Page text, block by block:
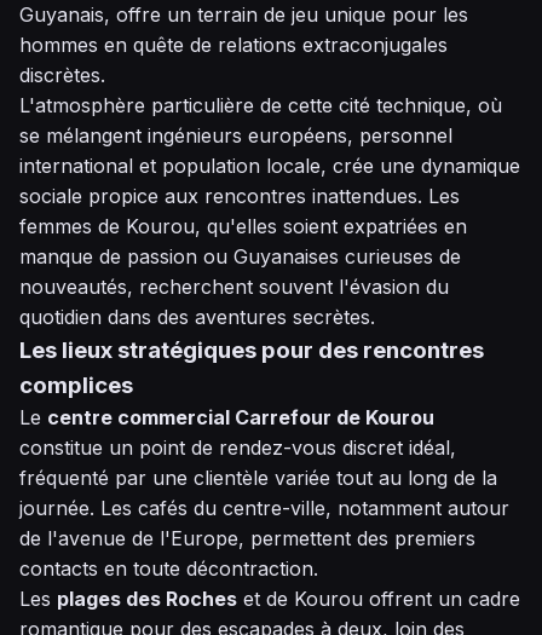
Guyanais, offre un terrain de jeu unique pour les
hommes en quête de relations extraconjugales
discrètes.
L'atmosphère particulière de cette cité technique, où
se mélangent ingénieurs européens, personnel
international et population locale, crée une dynamique
sociale propice aux rencontres inattendues. Les
femmes de Kourou, qu'elles soient expatriées en
manque de passion ou Guyanaises curieuses de
nouveautés, recherchent souvent l'évasion du
quotidien dans des aventures secrètes.
Les lieux stratégiques pour des rencontres
complices
Le centre commercial Carrefour de Kourou
constitue un point de rendez-vous discret idéal,
fréquenté par une clientèle variée tout au long de la
journée. Les cafés du centre-ville, notamment autour
de l'avenue de l'Europe, permettent des premiers
contacts en toute décontraction.
Les plages des Roches et de Kourou offrent un cadre
romantique pour des escapades à deux, loin des